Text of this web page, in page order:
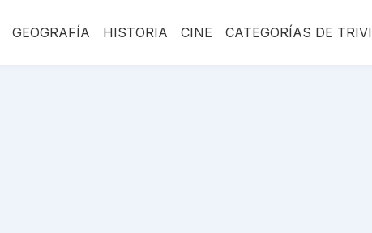
GEOGRAFÍA HISTORIA CINE CATEGORÍAS DE